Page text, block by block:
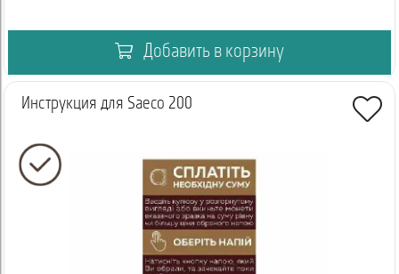
Добавить в корзину
Инструкция для Saeco 200